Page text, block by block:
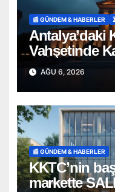
📰 GÜNDEM & HABERLER
Antalya’daki
Vahşetinde
AĞU 6, 2026
📰 GÜNDEM & HABERLER
KKTC’nin
markette